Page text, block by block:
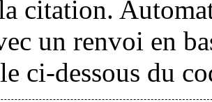
citation.
un renvoi en
ci-dessous du